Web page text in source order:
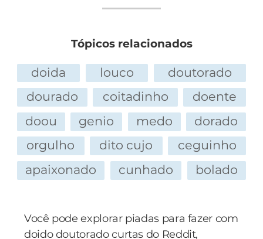
Tópicos relacionados
doida louco
doutorado
dourado
coitadinho
doente
doou
genio medo
dorado
orgulho
dito cujo
ceguinho
apaixonado
cunhado bolado
Você pode explorar piadas para fazer com
doido doutorado curtas do Reddit,